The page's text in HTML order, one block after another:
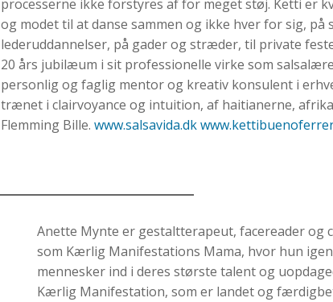
processerne ikke forstyres af for meget støj. Ketti er
og modet til at danse sammen og ikke hver for sig, på
lederuddannelser, på gader og stræder, til private
20 års jubilæum i sit professionelle virke som
personlig og faglig mentor og kreativ konsulent i
trænet i clairvoyance og intuition, af haitianerne,
Flemming Bille. www.salsavida.dk
Anette Mynte er gestaltterapeut, facereader og
som Kærlig Manifestations Mama, hvor hun
mennesker ind i deres største talent og
Kærlig Manifestation, som er landet og